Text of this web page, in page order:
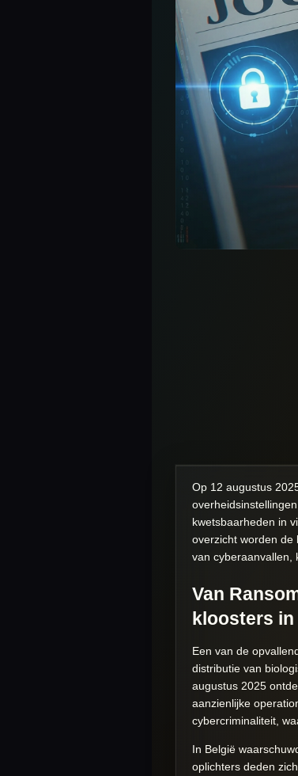
Op 12 augustus
kwetsbaarheden in
overzicht worden de
van cyberaanvallen,
Van
kloosters in
Een van de
distributie van
augustus 2025
aanzienlijke
cybercriminaliteit,
In België
oplichters deden